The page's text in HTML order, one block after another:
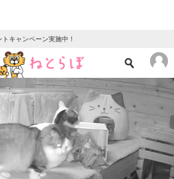
キャンペーン実施中！
ニュース
クイズ
地域
教育・育児